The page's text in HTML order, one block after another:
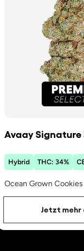
Avaay Signature
Hybrid THC: 34%
Ocean Grown Cookies
Jetzt mehr